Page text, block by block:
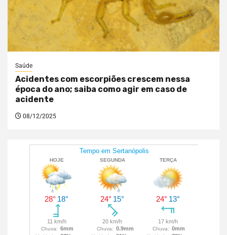
Saúde
Acidentes com escorpiões crescem nessa
época do ano; saiba como agir em caso de
acidente
08/12/2025